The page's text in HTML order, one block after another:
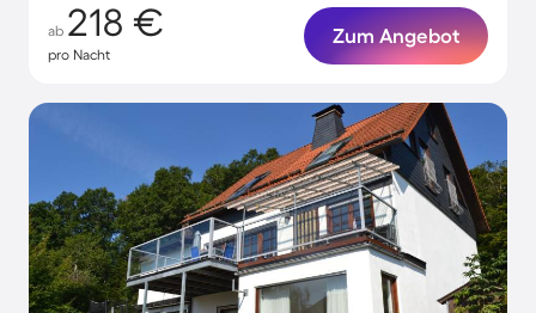
ab 218 €
pro Nacht
Zum Angebot